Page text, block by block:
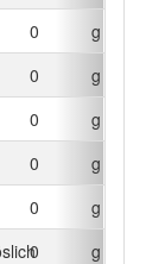
0
g
0
g
0
g
0
g
0
g
0
g